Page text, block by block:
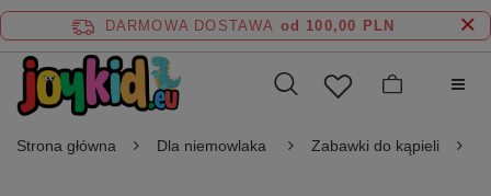
DARMOWA DOSTAWA od 100,00 PLN
Strona główna Dla niemowlaka Zabawki do kąpieli